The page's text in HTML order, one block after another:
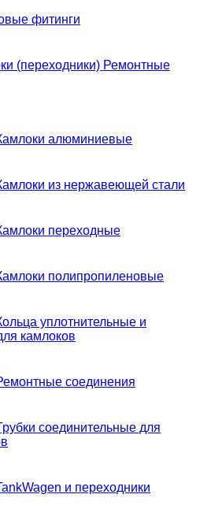
фитинги
(переходники) Ремонтные
алюминиевые
из нержавеющей стали
переходные
полипропиленовые
уплотнительные и
камлоков
соединения
соединительные для
и переходники